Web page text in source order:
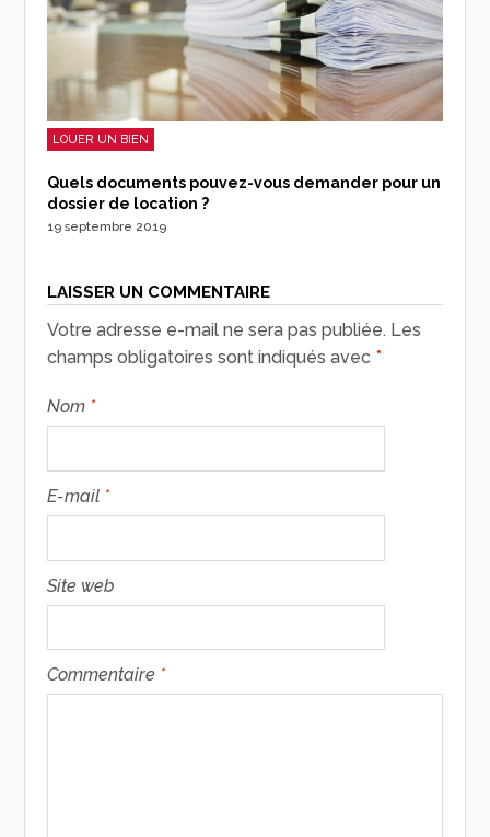
LOUER UN BIEN
Quels documents pouvez-vous demander pour un
dossier de location ?
19 septembre 2019
LAISSER UN COMMENTAIRE
Votre adresse e-mail ne sera pas publiée. Les
champs obligatoires sont indiqués avec *
Nom *
E-mail *
Site web
Commentaire *